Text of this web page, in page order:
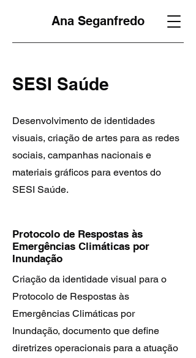
Ana Seganfredo
SESI Saúde
Desenvolvimento de identidades
visuais, criação de artes para as redes
sociais, campanhas nacionais e
materiais gráficos para eventos do
SESI Saúde.
Protocolo de Respostas às
Emergências Climáticas por
Inundação
Criação da identidade visual para o
Protocolo de Respostas às
Emergências Climáticas por
Inundação, documento que define
diretrizes operacionais para a atuação